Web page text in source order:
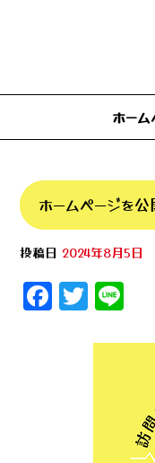
ホーム
ホームページを公
投稿日 2024年8月5日
F
a
T
wi
tt e